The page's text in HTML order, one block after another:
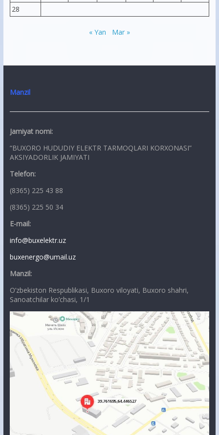
28
« Yan Mar »
Manzil
Jamiyat nomi:
“BUXORO HUDUDIY ELEKTR TARMOQLARI KORXONASI”
AKSIYADORLIK JAMIYATI
Telefon:
(8365) 225 43 88
(8365) 225 50 34
E-mail:
info@buxelektr.uz
buxenergo@umail.uz
Manzil:
O’zbekiston Respublikasi, Buxoro viloyati, Buxoro shahri,
Sanoatchilar ko’chasi, 1/1